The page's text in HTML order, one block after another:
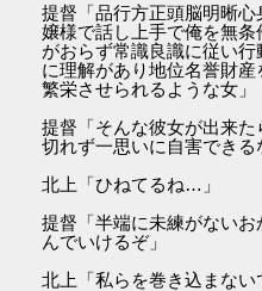
提督「品行方正頭脳明晰
嬢様で話し上手で俺を無
がおらず常識良識に従い
に理解があり地位名誉財
繁栄させられるような女」
提督「そんな彼女が出来た
切れず一思いに自害できる
北上「ひねてるね…」
提督「半端に未練がない
んでいけるぞ」
北上「私らを巻き込まない